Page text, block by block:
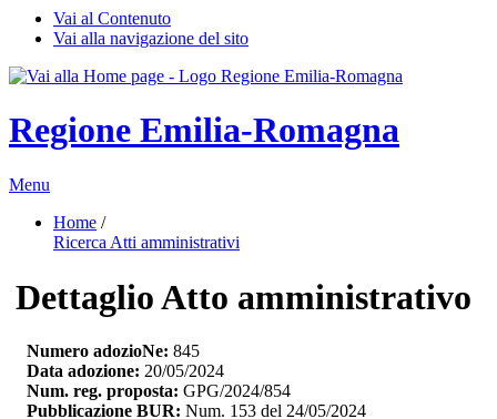
Vai al Contenuto
Vai alla navigazione del sito
Regione Emilia-Romagna
Menu
Home /
Ricerca Atti amministrativi
Dettaglio Atto amministrativo
Numero adozioNe: 845
Data adozione: 20/05/2024
Num. reg. proposta: GPG/2024/854
Pubblicazione BUR: Num. 153 del 24/05/2024